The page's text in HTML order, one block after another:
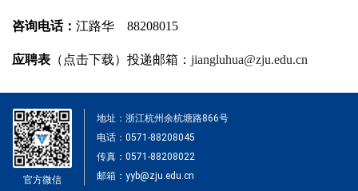
咨询电话： 江路华 88208015
应聘表 （ 点击下载）投递邮箱： jiangluhua@zju.edu.cn
官方微信
地址：浙江杭州余杭塘路866号
电话：0571-88208045
传真：0571-88208022
邮箱：yyb@zju.edu.cn